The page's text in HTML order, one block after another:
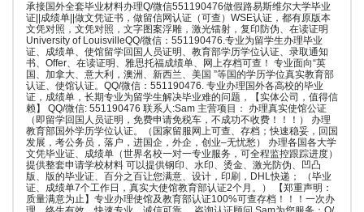
承接国外全套毕业材料办理Q/微信551190476做假路易斯维尔大学毕业
证||成绩单||做文凭证书，做留信网认证（可查）WSE认证，都有原版本
文凭对照，文凭对照，文字图案浮雕，激光镭射，复印防伪、在读证明
University of LouisvilleQQ/微信：551190476.专业为留学生办理毕业
证、成绩单、使馆留学回国人员证明、教育部学历学位认证、录取通知
书、Offer、在读证明、雅思托福成绩单、网上存档可查！ 专业面向“英
国、加拿大、意大利，澳洲、新西兰、美国 ”等国的学历学位真实教育部
认证、使馆认证。QQ/微信：551190476. 专业办理国外各高校的毕业
证，成绩单，长期专业为留学生解决毕业难的问题，【实体公司，值得信
赖】 QQ/微信: 551190476 联系人:Sam 主营项目： 办理真实使馆公证
（即留学回国人员证明，免费申请免税车，不成功不收费！！！） 办理
教育部国外学历学位认证。（国家留服网上可查、存档；快速稳妥，回国
发展，考公务员，落户，进国企，外企，创业–无忧愁） 办理各国各大学
文凭毕业证、成绩单（世界名校一对一专业服务，可全程监控跟踪进度）
提供整套申请学校材料 可以提供钢印、水印、烫金、激光防伪、凹凸
版、版的毕业证、百分之百让您满意、设计，印刷，DHL快递； （毕业
证、成绩单7个工作日，真实大使馆教育部认证2个月。） 【郑重声明：
质量满意为止】专业办理使馆及教育部认证100%可查存档！！！一次办